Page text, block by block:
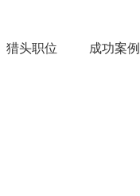
猎头职位 成功案例